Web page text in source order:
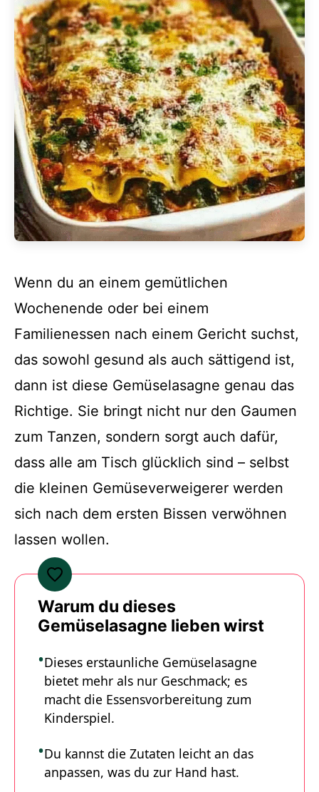
Wenn du an einem gemütlichen
Wochenende oder bei einem
Familienessen nach einem Gericht suchst,
das sowohl gesund als auch sättigend ist,
dann ist diese Gemüselasagne genau das
Richtige. Sie bringt nicht nur den Gaumen
zum Tanzen, sondern sorgt auch dafür,
dass alle am Tisch glücklich sind – selbst
die kleinen Gemüseverweigerer werden
sich nach dem ersten Bissen verwöhnen
lassen wollen.
Warum du dieses
Gemüselasagne lieben wirst
Dieses erstaunliche Gemüselasagne
bietet mehr als nur Geschmack; es
macht die Essensvorbereitung zum
Kinderspiel.
Du kannst die Zutaten leicht an das
anpassen, was du zur Hand hast.